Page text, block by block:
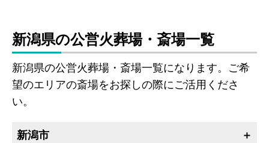
新潟県の公営火葬場・斎場一覧
新潟県の公営火葬場・斎場一覧になります。ご希
望のエリアの斎場をお探しの際にご活用くださ
い。
新潟市